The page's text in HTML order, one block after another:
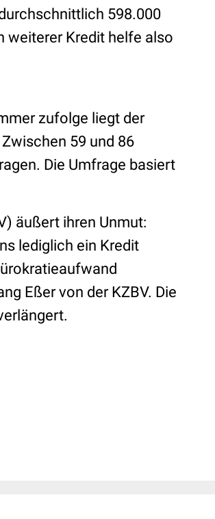
598.000
weiterer Kredit helfe also
zufolge liegt der
59 und 86
Die Umfrage basiert
äußert ihren Unmut:
lediglich ein Kredit
Eßer von der KZBV. Die